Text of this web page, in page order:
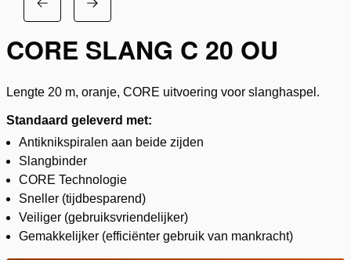
CORE SLANG C 20 OU
Lengte 20 m, oranje, CORE uitvoering voor slanghaspel.
Standaard geleverd met:
Antiknikspiralen aan beide zijden
Slangbinder
CORE Technologie
Sneller (tijdbesparend)
Veiliger (gebruiksvriendelijker)
Gemakkelijker (efficiënter gebruik van mankracht)